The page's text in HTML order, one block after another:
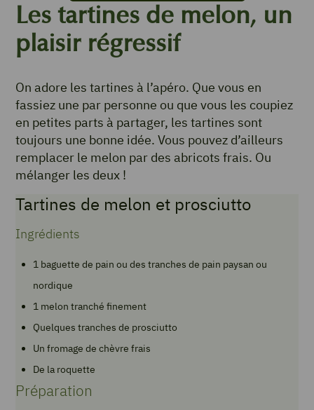
Les tartines de melon, un
plaisir régressif
On adore les tartines à l’apéro. Que vous en
fassiez une par personne ou que vous les coupiez
en petites parts à partager, les tartines sont
toujours une bonne idée. Vous pouvez d’ailleurs
remplacer le melon par des abricots frais. Ou
mélanger les deux !
Tartines de melon et prosciutto
Ingrédients
1 baguette de pain ou des tranches de pain paysan ou
nordique
1 melon tranché finement
Quelques tranches de prosciutto
Un fromage de chèvre frais
De la roquette
Préparation